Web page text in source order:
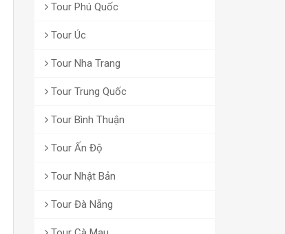
Tour Phú Quốc
Tour Úc
Tour Nha Trang
Tour Trung Quốc
Tour Bình Thuận
Tour Ấn Độ
Tour Nhật Bản
Tour Đà Nẵng